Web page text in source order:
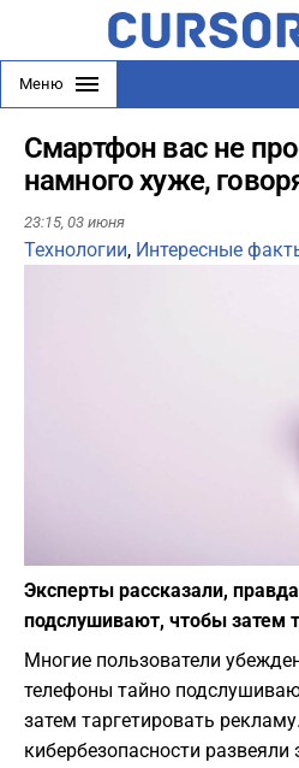
Меню
Смартфон вас не
намного хуже,
23:15, 03 июня
Технологии, Интересные
Эксперты рассказали,
подслушивают, чтобы затем
Многие пользователи
телефоны тайно
затем таргетировать
кибербезопасности